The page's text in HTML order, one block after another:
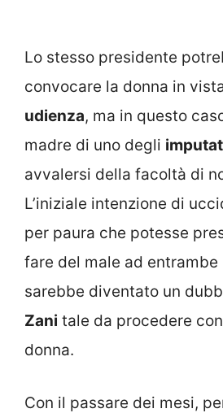
Lo stesso presidente
convocare la donna in
udienza, ma in questo
madre di uno degli
avvalersi della facoltà di
L’iniziale intenzione di
per paura che potesse
fare del male ad entrambe
sarebbe diventato un
Zani tale da procedere
donna.
Con il passare dei mesi,